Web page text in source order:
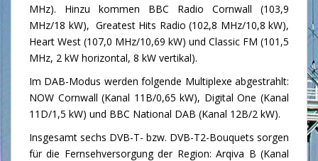
MHz). Hinzu kommen BBC Radio Cornwall (103,9
MHz/18 kW), Greatest Hits Radio (102,8 MHz/10,8 kW),
Heart West (107,0 MHz/10,69 kW) und Classic FM (101,5
MHz, 2 kW horizontal, 8 kW vertikal).
Im DAB-Modus werden folgende Multiplexe abgestrahlt:
NOW Cornwall (Kanal 11B/0,65 kW), Digital One (Kanal
11D/1,5 kW) und BBC National DAB (Kanal 12B/2 kW).
Insgesamt sechs DVB-T- bzw. DVB-T2-Bouquets sorgen
für die Fernsehversorgung der Region: Arqiva B (Kanal